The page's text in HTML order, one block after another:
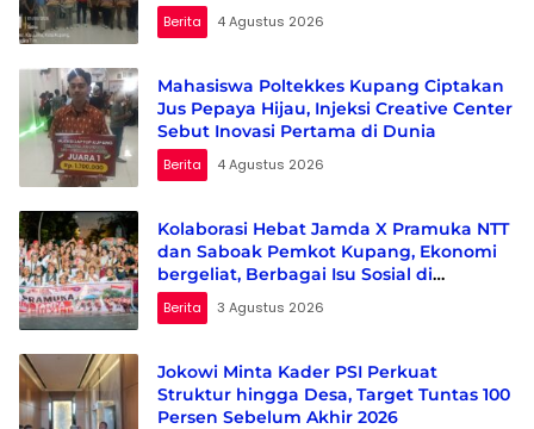
Berita 4 Agustus 2026
Mahasiswa Poltekkes Kupang Ciptakan
Jus Pepaya Hijau, Injeksi Creative Center
Sebut Inovasi Pertama di Dunia
Berita 4 Agustus 2026
Kolaborasi Hebat Jamda X Pramuka NTT
dan Saboak Pemkot Kupang, Ekonomi
bergeliat, Berbagai Isu Sosial di
Kampanyekan
Berita 3 Agustus 2026
Jokowi Minta Kader PSI Perkuat
Struktur hingga Desa, Target Tuntas 100
Persen Sebelum Akhir 2026